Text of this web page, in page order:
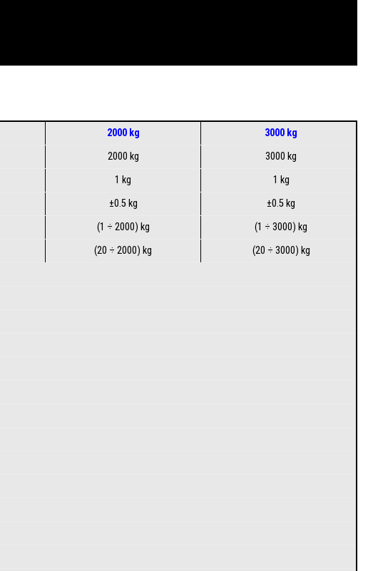
2000 kg
3000 kg
2000 kg
3000 kg
1 kg
1 kg
±0.5 kg
±0.5 kg
(1 ÷ 2000) kg
(1 ÷ 3000) kg
(20 ÷ 2000) kg
(20 ÷ 3000) kg